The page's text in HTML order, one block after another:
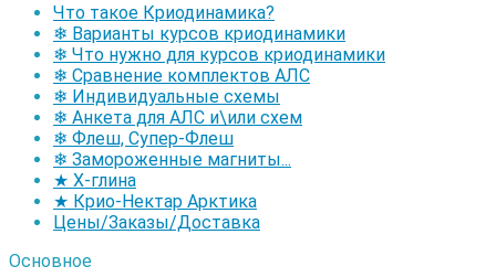
Что такое Криодинамика?
❄ Варианты курсов криодинамики
❄ Что нужно для курсов криодинамики
❄ Сравнение комплектов АЛС
❄ Индивидуальные схемы
❄ Анкета для АЛС и\или схем
❄ Флеш, Супер-Флеш
❄ Замороженные магниты...
★ Х-глина
★ Крио-Нектар Арктика
Цены/Заказы/Доставка
Основное